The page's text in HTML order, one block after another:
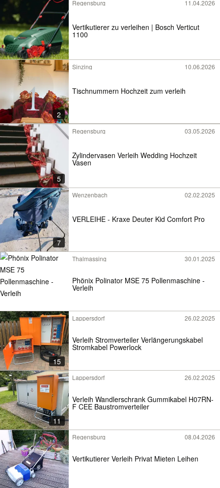
Regensburg 11.04.2026
Vertikutierer zu verleihen | Bosch Verticut
1100
2
Sinzing 10.06.2026
Tischnummern Hochzeit zum verleih
5
Regensburg 03.05.2026
Zylindervasen Verleih Wedding Hochzeit
Vasen
7
Wenzenbach 02.02.2025
VERLEIHE - Kraxe Deuter Kid Comfort Pro
Thalmassing 30.01.2025
Phönix Polinator MSE 75 Pollenmaschine -
Verleih
15
Lappersdorf 26.02.2025
Verleih Stromverteiler Verlängerungskabel
Stromkabel Powerlock
11
Lappersdorf 26.02.2025
Verleih Wandlerschrank Gummikabel H07RN-
F CEE Baustromverteiler
Regensburg 08.04.2026
Vertikutierer Verleih Privat Mieten Leihen